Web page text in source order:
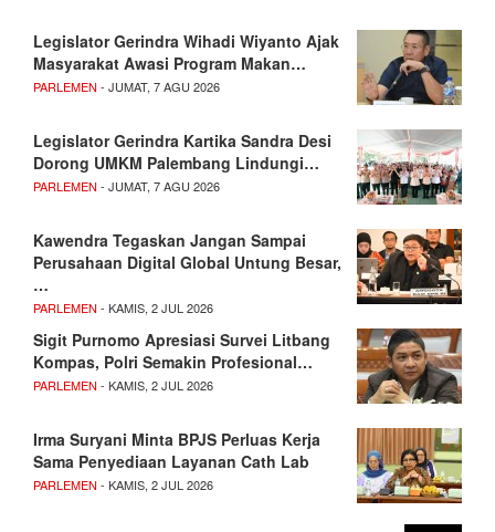
Legislator Gerindra Wihadi Wiyanto Ajak
Masyarakat Awasi Program Makan…
PARLEMEN - JUMAT, 7 AGU 2026
Legislator Gerindra Kartika Sandra Desi
Dorong UMKM Palembang Lindungi…
PARLEMEN - JUMAT, 7 AGU 2026
Kawendra Tegaskan Jangan Sampai
Perusahaan Digital Global Untung Besar,
…
PARLEMEN - KAMIS, 2 JUL 2026
Sigit Purnomo Apresiasi Survei Litbang
Kompas, Polri Semakin Profesional…
PARLEMEN - KAMIS, 2 JUL 2026
Irma Suryani Minta BPJS Perluas Kerja
Sama Penyediaan Layanan Cath Lab
PARLEMEN - KAMIS, 2 JUL 2026